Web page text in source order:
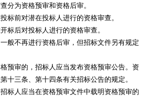
为资格预审和资格后审。
前对潜在投标人进行的资格审查。
后对投标人进行的资格审查。
不再进行资格后审，但招标文件另有规定
审的，招标人应当发布资格预审公告。资
十三条、第十四条有关招标公告的规定。
人应当在资格预审文件中载明资格预审的